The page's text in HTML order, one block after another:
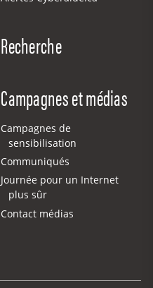
Recherche
Campagnes et médias
Campagnes de
sensibilisation
Communiqués
Journée pour un Internet
plus sûr
Contact médias